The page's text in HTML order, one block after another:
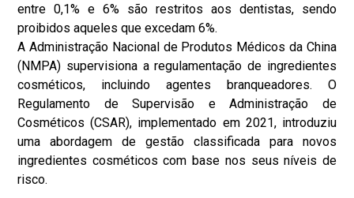
entre 0,1% e 6% são restritos aos dentistas, sendo
proibidos aqueles que excedam 6%.
A Administração Nacional de Produtos Médicos da China
(NMPA) supervisiona a regulamentação de ingredientes
cosméticos, incluindo agentes branqueadores. O
Regulamento de Supervisão e Administração de
Cosméticos (CSAR), implementado em 2021, introduziu
uma abordagem de gestão classificada para novos
ingredientes cosméticos com base nos seus níveis de
risco.